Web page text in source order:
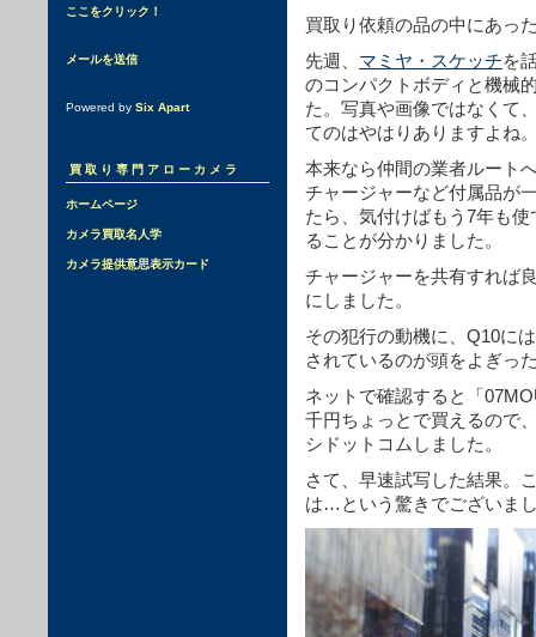
ここをクリック！
メールを送信
Powered by Six Apart
買取り専門アローカメラ
ホームページ
カメラ買取名人学
カメラ提供意思表示カード
買取り依頼の品の中にあっ
先週、 マミヤ・スケッチを
のコンパクトボディと機械
た。写真や画像ではなくて
てのはやはりありますよね
本来なら仲間の業者ルート
チャージャーなど付属品が
たら、気付けばもう7年も
ることが分かりました。
チャージャーを共有すれば
にしました。
その犯行の動機に、Q10に
されているのが頭をよぎっ
ネットで確認すると「
千円ちょっとで買えるので
シドットコムしました。
さて、早速試写した結果。
は…という驚きでございま